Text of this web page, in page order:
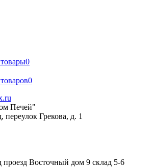
0
0
Печей"
Грекова, д. 1
Восточный дом 9 склад 5-6